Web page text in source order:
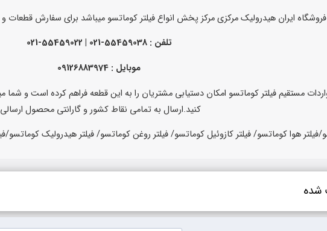
فروشگاه ایران هیدرولیک مرکزی مرکز پخش انواع فیلتر کوماتسو میباشد برای سفارش قطعات و
تلفن :55459038-021 | 55459022-021
موبایل : 09126883974
مستقیم فیلتر کوماتسو امکان دستیابی مشتریان را به این قطعه فراهم کرده است و شما
کنید.ارسال به تمامی نقاط کشور و گارانتی محصول
فیلتر هوا کوماتسو/ فیلتر کازوئیل کوماتسو/ فیلتر روغن کوماتسو/ فیلتر هیدرولیک
شده